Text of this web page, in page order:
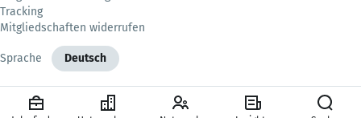
Tracking
Mitgliedschaften widerrufen
Sprache Deutsch